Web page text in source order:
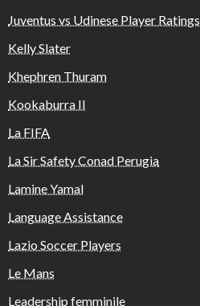
Juventus vs Udinese Player Ratings
Kelly Slater
Khephren Thuram
Kookaburra II
La FIFA
La Sir Safety Conad Perugia
Lamine Yamal
Language Assistance
Lazio Soccer Players
Le Mans
Leadership femminile